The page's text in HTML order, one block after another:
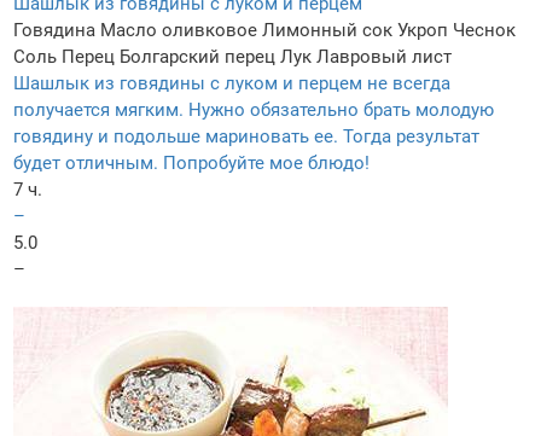
Говядина Масло оливковое Лимонный сок Укроп Чеснок
Соль Перец Болгарский перец Лук Лавровый лист
Шашлык из говядины с луком и перцем не всегда
получается мягким. Нужно обязательно брать молодую
говядину и подольше мариновать ее. Тогда результат
будет отличным. Попробуйте мое блюдо!
7 ч.
–
5.0
–